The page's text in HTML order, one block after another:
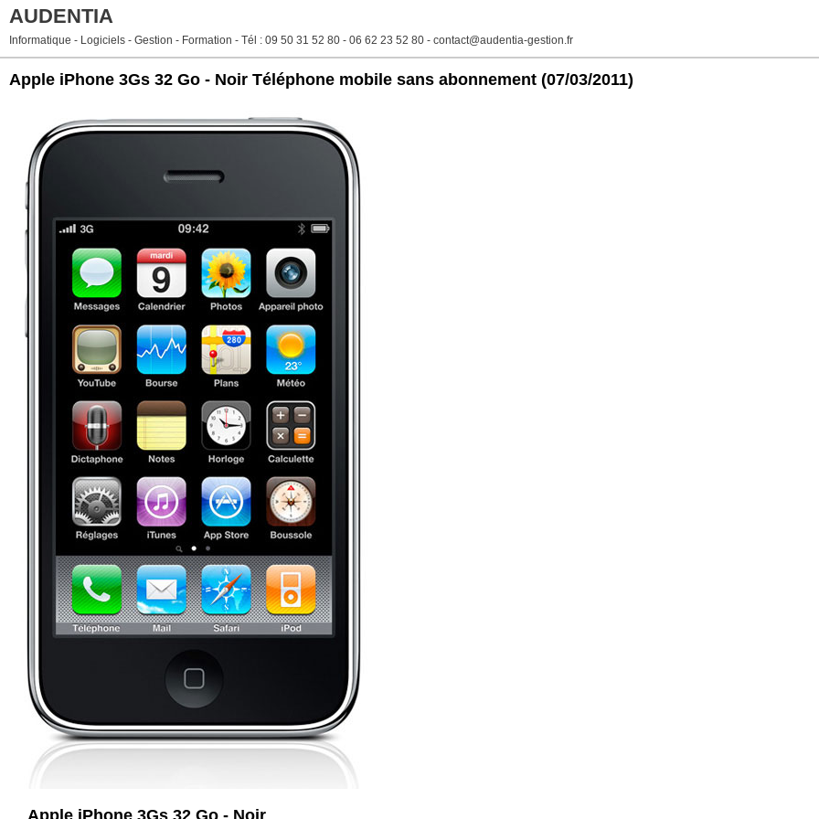
AUDENTIA
Informatique - Logiciels - Gestion - Formation - Tél : 09 50 31 52 80 - 06 62 23 52 80 - contact@audentia-gestion.fr
Apple iPhone 3Gs 32 Go - Noir Téléphone mobile sans abonnement (07/03/2011)
Apple iPhone 3Gs 32 Go - Noir